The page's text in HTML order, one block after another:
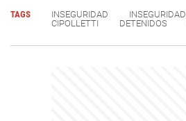
TAGS INSEGURIDAD INSEGURIDAD
CIPOLLETTI
DETENIDOS